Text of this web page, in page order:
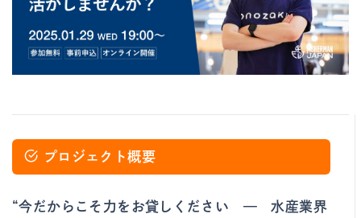
プロジェクト概要
“今だからこそ力をお貸しください — 水産業界